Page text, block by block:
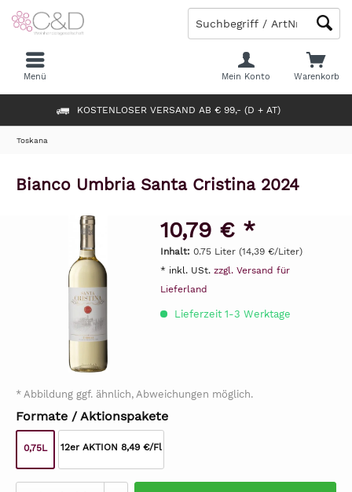
KOSTENLOSER VERSAND AB € 99,- (D + AT)
Warenkorb
Mein Konto
Menü
Toskana
Bianco Umbria Santa Cristina 2024
10,79 € *
Inhalt: 0.75 Liter (14,39 €/Liter)
* inkl. USt. zzgl. Versand für
Lieferland
Lieferzeit 1-3 Werktage
* Abbildung ggf. ähnlich, Abweichungen möglich.
Formate / Aktionspakete
0,75L 12er AKTION 8,49 €/Fl